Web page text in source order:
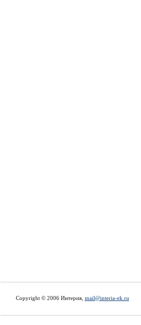
Copyright © 2006 Интерия, mail@interia-ek.ru